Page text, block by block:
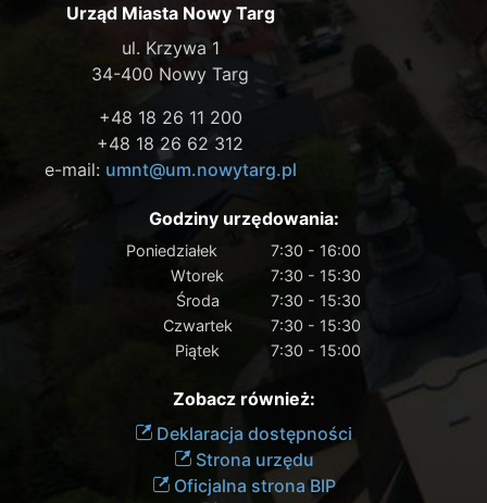
Urząd Miasta Nowy Targ
ul. Krzywa 1
34-400 Nowy Targ
+48 18 26 11 200
+48 18 26 62 312
e-mail: umnt@um.nowytarg.pl
Godziny urzędowania:
Poniedziałek
7:30 - 16:00
Wtorek
7:30 - 15:30
Środa
7:30 - 15:30
Czwartek
7:30 - 15:30
Piątek
7:30 - 15:00
Zobacz również:
Deklaracja dostępności
Strona urzędu
Oficjalna strona BIP